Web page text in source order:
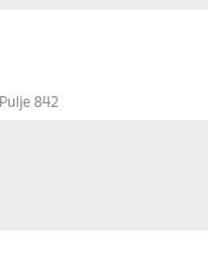
Pulje 842